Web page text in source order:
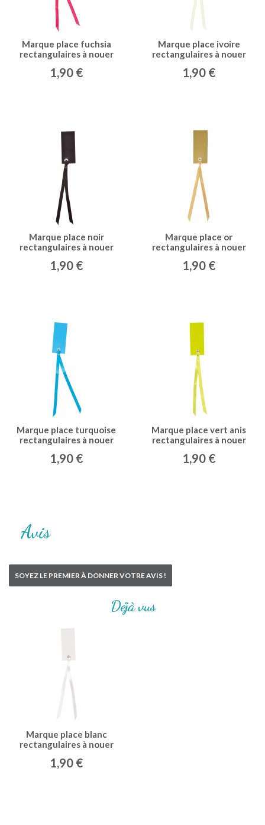
Marque place fuchsia
rectangulaires à nouer
1,90 €
Marque place ivoire
rectangulaires à nouer
1,90 €
Marque place noir
rectangulaires à nouer
1,90 €
Marque place or
rectangulaires à nouer
1,90 €
Marque place turquoise
rectangulaires à nouer
1,90 €
Marque place vert anis
rectangulaires à nouer
1,90 €
Avis
SOYEZ LE PREMIER À DONNER VOTRE AVIS !
Déjà vus
Marque place blanc
rectangulaires à nouer
1,90 €